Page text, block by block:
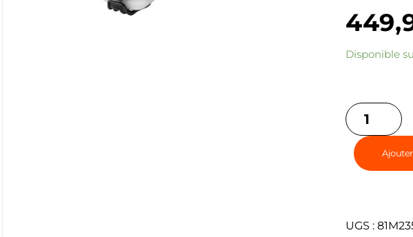
Disponible
UGS :